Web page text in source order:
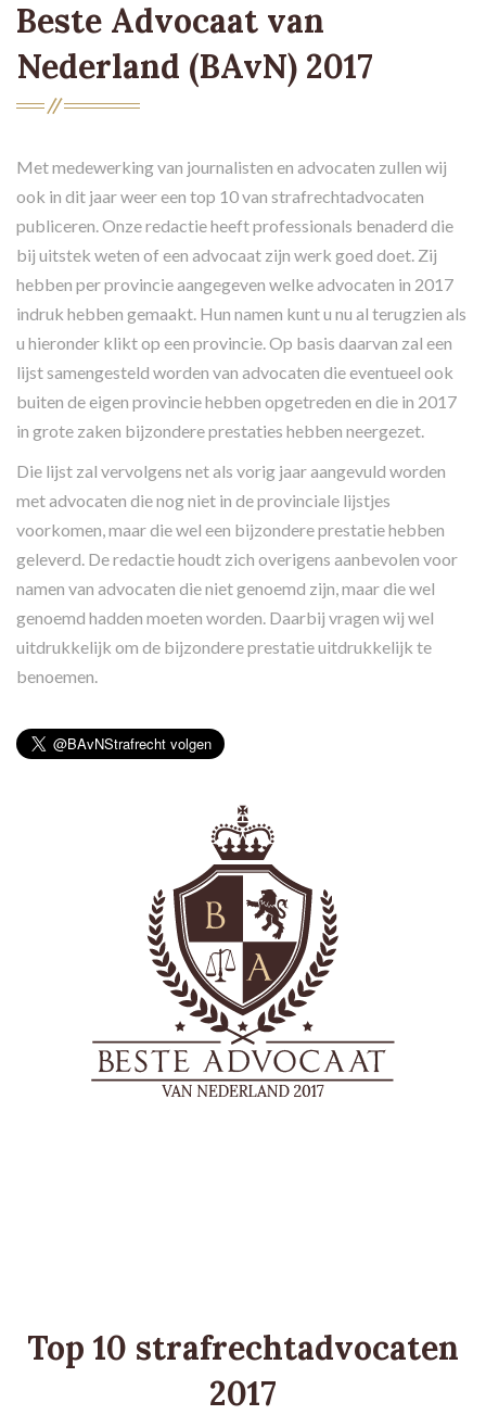
Beste Advocaat van
Nederland (BAvN) 2017
Met medewerking van journalisten en advocaten zullen wij
ook in dit jaar weer een top 10 van strafrechtadvocaten
publiceren. Onze redactie heeft professionals benaderd die
bij uitstek weten of een advocaat zijn werk goed doet. Zij
hebben per provincie aangegeven welke advocaten in 2017
indruk hebben gemaakt. Hun namen kunt u nu al terugzien als
u hieronder klikt op een provincie. Op basis daarvan zal een
lijst samengesteld worden van advocaten die eventueel ook
buiten de eigen provincie hebben opgetreden en die in 2017
in grote zaken bijzondere prestaties hebben neergezet.
Die lijst zal vervolgens net als vorig jaar aangevuld worden
met advocaten die nog niet in de provinciale lijstjes
voorkomen, maar die wel een bijzondere prestatie hebben
geleverd. De redactie houdt zich overigens aanbevolen voor
namen van advocaten die niet genoemd zijn, maar die wel
genoemd hadden moeten worden. Daarbij vragen wij wel
uitdrukkelijk om de bijzondere prestatie uitdrukkelijk te
benoemen.
Top 10 strafrechtadvocaten
2017